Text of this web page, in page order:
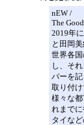
nEW /
The
2019年
と田岡
世界各
し、そ
バーを
取り付
様々な
れまで
タイな